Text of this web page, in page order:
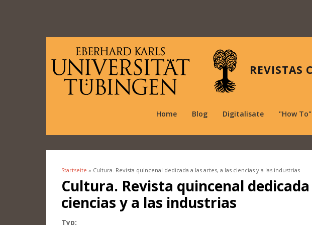
REVISTAS
Home Blog Digitalisate "How
Sie sind hier
Startseite » Cultura. Revista quincenal dedicada a las artes, a las ciencias y a las industrias
Cultura. Revista quincenal
ciencias y a las industrias
Typ: